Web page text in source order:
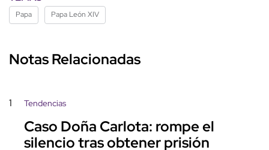
Papa Papa León XIV
Notas Relacionadas
1 Tendencias
Caso Doña Carlota: rompe el
silencio tras obtener prisión